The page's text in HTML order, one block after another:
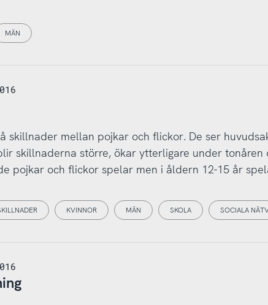
MÄN
skillnader mellan pojkar och flickor. De ser
skillnaderna större, ökar ytterligare under tonåren
pojkar och flickor spelar men i åldern 12-15 år
KVINNOR MÄN SKOLA SOCIALA